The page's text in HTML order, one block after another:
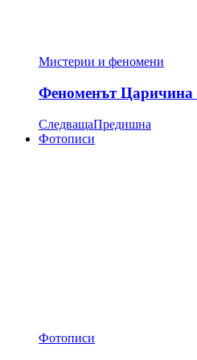
Мистерии и феномени
Феноменът Царичина
СледващаПредишна
Фотописи
Фотописи